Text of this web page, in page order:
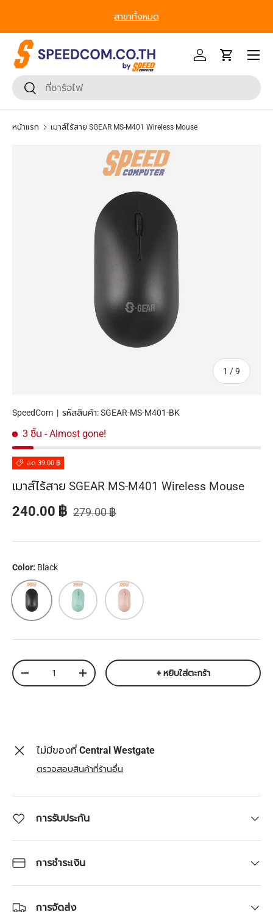
Gadgets to Enterprise, We’ve Got IT All. - ครบที่สุด ทุก
Segment
ค้นหา
ยืนยันการค้นหา
เข้าสู่ระบบรถเข็น
หน้าเมนู
หน้าแรก เมาส์ไร้สาย SGEAR MS-M401 Wireless Mouse
ข้ามไปยังข้อมูลสินค้า
1 /จาก
9
SpeedCom | รหัสสินค้า:SGEAR-MS-M401-BK
3 ชิ้น - Almost gone!
ลด 39.00 ฿
เมาส์ไร้สาย SGEAR MS-M401 Wireless Mouse
ราคาส่วนลด
240.00 ฿ ราคาปกติ
279.00 ฿
Color: Black
Black Mint Pink
จำนวน
ลดจำนวน
เพิ่มจำนวน + หยิบใส่ตะกร้า
ไม่มีของที่ Central Westgate
ตรวจสอบสินค้าที่ร้านอื่น
การรับประกัน
การชำระเงิน
การจัดส่ง